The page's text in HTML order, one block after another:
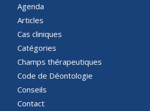
Agenda
Articles
Cas cliniques
Catégories
Champs thérapeutiques
Code de Déontologie
Conseils
Contact